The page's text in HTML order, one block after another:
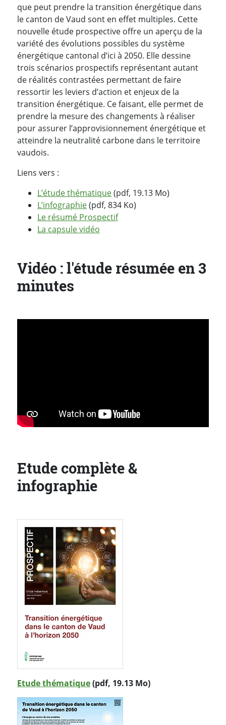
que peut prendre la transition énergétique dans
le canton de Vaud sont en effet multiples. Cette
nouvelle étude prospective offre un aperçu de la
variété des évolutions possibles du système
énergétique cantonal d’ici à 2050. Elle dessine
trois scénarios prospectifs représentant autant
de réalités contrastées permettant de faire
ressortir les leviers d’action et enjeux de la
transition énergétique. Ce faisant, elle permet de
prendre la mesure des changements à réaliser
pour assurer l’approvisionnement énergétique et
atteindre la neutralité carbone dans le territoire
vaudois.
Liens vers :
L’étude thématique(pdf, 19.13 Mo)
L’infographie(pdf, 834 Ko)
Le résumé Prospectif
La capsule vidéo
Vidéo : l'étude résumée en 3
minutes
Etude complète &
infographie
Etude thématique(pdf, 19.13 Mo)